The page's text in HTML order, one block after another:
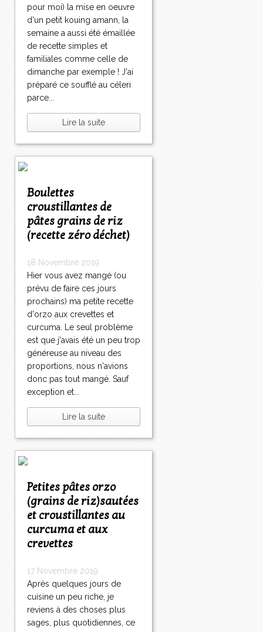
pour moi) la mise en oeuvre
d'un petit kouing amann, la
semaine a aussi été émaillée
de recette simples et
familiales comme celle de
dimanche par exemple ! J'ai
préparé ce soufflé au céleri
parce...
Lire la suite
Boulettes
croustillantes de
pâtes grains de riz
(recette zéro déchet)
18 Novembre 2019
Hier vous avez mangé (ou
prévu de faire ces jours
prochains) ma petite recette
d'orzo aux crevettes et
curcuma. Le seul problème
est que j'avais été un peu trop
généreuse au niveau des
proportions, nous n'avions
donc pas tout mangé. Sauf
exception et...
Lire la suite
Petites pâtes orzo
(grains de riz)sautées
et croustillantes au
curcuma et aux
crevettes
17 Novembre 2019
Après quelques jours de
cuisine un peu riche, je
reviens à des choses plus
sages, plus quotidiennes, ce